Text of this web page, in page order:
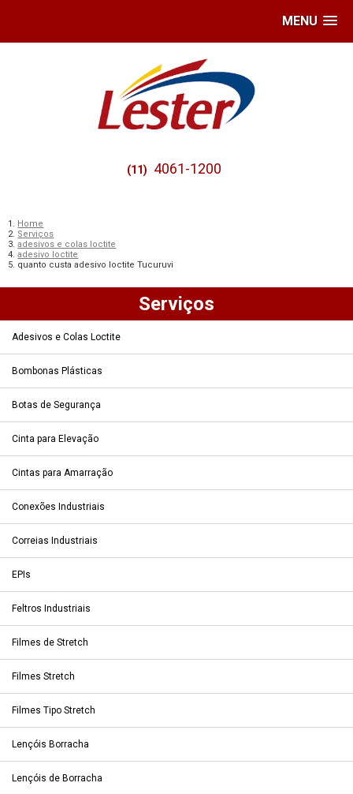
MENU
(11) 4061-1200
Home
Serviços
adesivos e colas loctite
adesivo loctite
quanto custa adesivo loctite Tucuruvi
Serviços
Adesivos e Colas Loctite
Bombonas Plásticas
Botas de Segurança
Cinta para Elevação
Cintas para Amarração
Conexões Industriais
Correias Industriais
EPIs
Feltros Industriais
Filmes de Stretch
Filmes Stretch
Filmes Tipo Stretch
Lençóis Borracha
Lençóis de Borracha